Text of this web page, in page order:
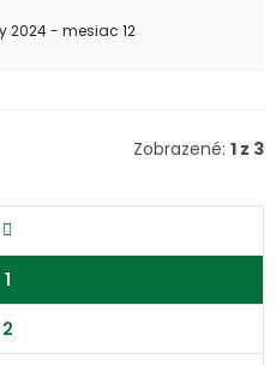
2024 - mesiac 12
Zobrazené: 1 z 3
1
2